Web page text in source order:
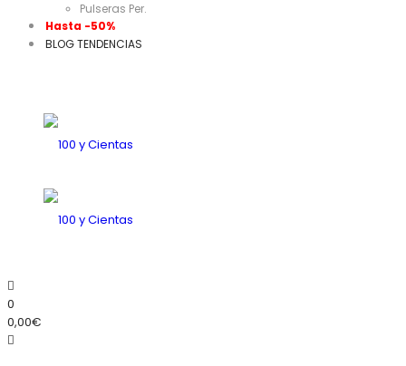
Pulseras Per.
Hasta -50%
BLOG TENDENCIAS
0
0,00€